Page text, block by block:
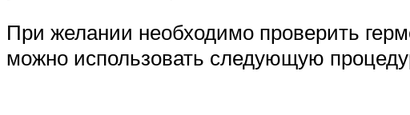
При желании необходимо проверить
можно использовать следующую